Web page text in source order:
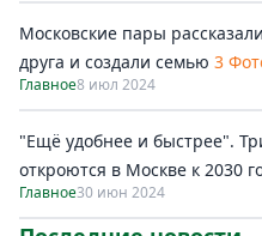
Московские пары
друга и создали семью 3
Главное8 июл 2024
"Ещё удобнее и быстрее".
откроются в Москве к 2030
Главное30 июн 2024